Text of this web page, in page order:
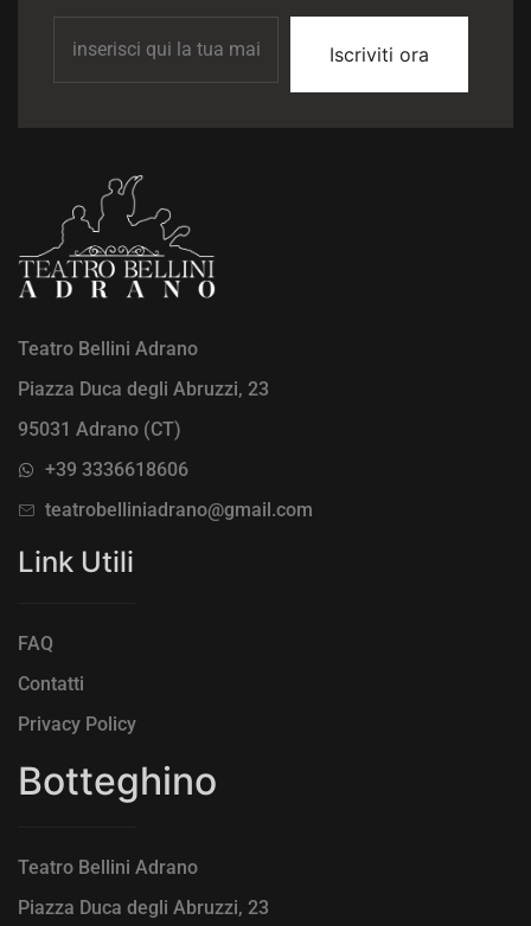
Iscriviti ora
Teatro Bellini Adrano
Piazza Duca degli Abruzzi, 23
95031 Adrano (CT)
+39 3336618606
teatrobelliniadrano@gmail.com
Link Utili
FAQ
Contatti
Privacy Policy
Botteghino
Teatro Bellini Adrano
Piazza Duca degli Abruzzi, 23